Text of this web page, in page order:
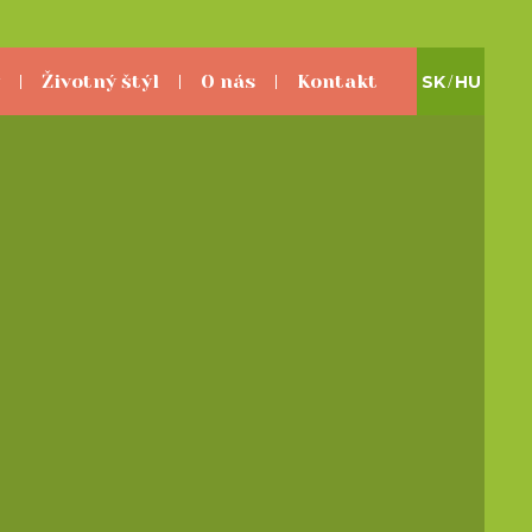
Životný štýl O nás Kontakt SK/ HU